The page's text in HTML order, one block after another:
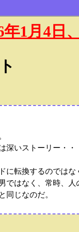
年1月4日
深いストーリー・
に転換するのでは
はなく、常時、人
同じなのだ。